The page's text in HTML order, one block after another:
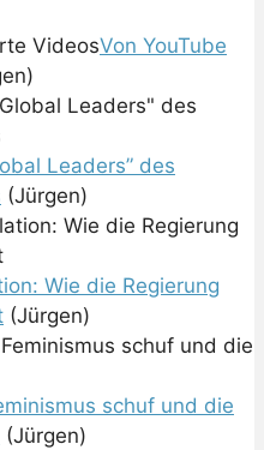
Von YouTube
Leaders” des
(Jürgen)
Wie die Regierung
(Jürgen)
schuf und die
(Jürgen)